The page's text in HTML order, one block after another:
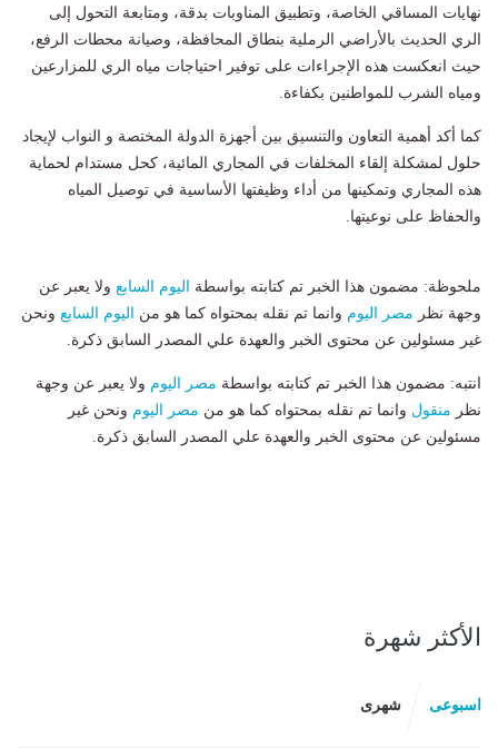
نهايات المساقي الخاصة، وتطبيق المناوبات بدقة، ومتابعة التحول إلى
الري الحديث بالأراضي الرملية بنطاق المحافظة، وصيانة محطات الرفع،
حيث انعكست هذه الإجراءات على توفير احتياجات مياه الري للمزارعين
ومياه الشرب للمواطنين بكفاءة.
كما أكد أهمية التعاون والتنسيق بين أجهزة الدولة المختصة و النواب لإيجاد
حلول لمشكلة إلقاء المخلفات في المجاري المائية، كحل مستدام لحماية
هذه المجاري وتمكينها من أداء وظيفتها الأساسية في توصيل المياه
والحفاظ على نوعيتها.
ملحوظة: مضمون هذا الخبر تم كتابته بواسطة اليوم السابع ولا يعبر عن
وجهة نظر مصر اليوم وانما تم نقله بمحتواه كما هو من اليوم السابع ونحن
غير مسئولين عن محتوى الخبر والعهدة علي المصدر السابق ذكرة.
انتبه: مضمون هذا الخبر تم كتابته بواسطة مصر اليوم ولا يعبر عن وجهة
نظر منقول وانما تم نقله بمحتواه كما هو من مصر اليوم ونحن غير
مسئولين عن محتوى الخبر والعهدة علي المصدر السابق ذكرة.
الأكثر شهرة
اسبوعى شهرى